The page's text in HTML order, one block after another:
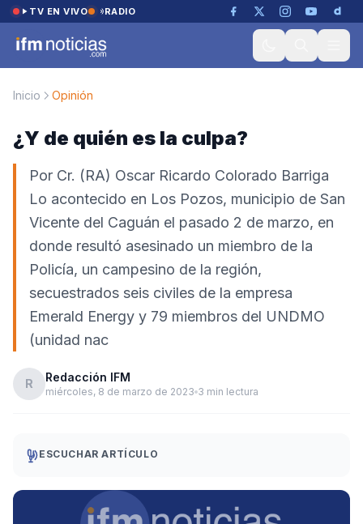
Saltar al contenido
TV EN VIVO RADIO
Inicio Opinión
¿Y de quién es la culpa?
Por Cr. (RA) Oscar Ricardo Colorado Barriga
Lo acontecido en Los Pozos, municipio de San
Vicente del Caguán el pasado 2 de marzo, en
donde resultó asesinado un miembro de la
Policía, un campesino de la región,
secuestrados seis civiles de la empresa
Emerald Energy y 79 miembros del UNDMO
(unidad nac
R Redacción IFM
miércoles, 8 de marzo de 2023 3 min lectura
ESCUCHAR ARTÍCULO